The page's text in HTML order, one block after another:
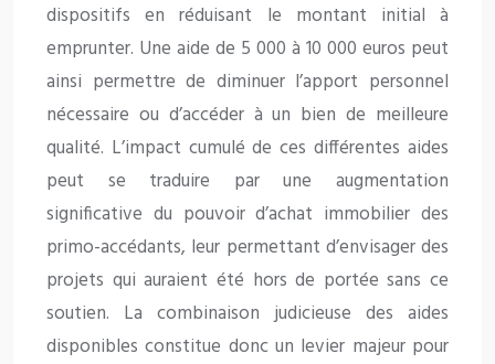
dispositifs en réduisant le montant initial à
emprunter. Une aide de 5 000 à 10 000 euros peut
ainsi permettre de diminuer l’apport personnel
nécessaire ou d’accéder à un bien de meilleure
qualité. L’impact cumulé de ces différentes aides
peut se traduire par une augmentation
significative du pouvoir d’achat immobilier des
primo-accédants, leur permettant d’envisager des
projets qui auraient été hors de portée sans ce
soutien. La combinaison judicieuse des aides
disponibles constitue donc un levier majeur pour